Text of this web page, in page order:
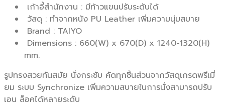
เก้าอี้สำนักงาน : มีท้าวแขนปรับระดับได้
วัสดุ : ทำจากหนัง PU Leather เพิ่มความนุ่มสบาย
Brand : TAIYO
Dimensions : 660(W) x 670(D) x 1240-1320(H)
mm.
รูปทรงสวยทันสมัย นั่งกระชับ คัดทุกชิ้นส่วนจากวัสดุเกรดพรีเมี่
ยม ระบบ Synchronize เพิ่มความสบายในการนั่งสามารถปรับ
เอน ล็อคได้หลายระดับ